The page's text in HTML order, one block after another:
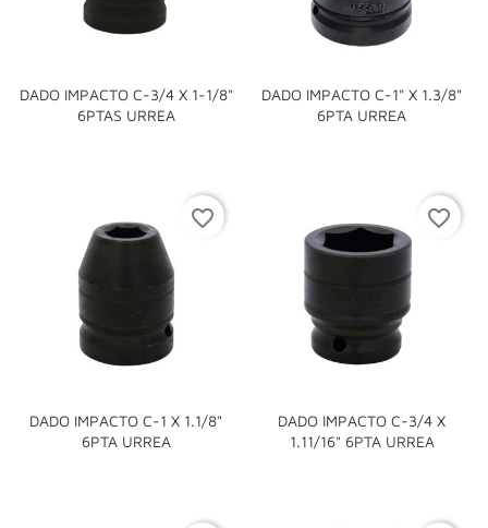
DADO IMPACTO C-3/4 X 1-1/8"
6PTAS URREA
DADO IMPACTO C-1" X 1.3/8"
6PTA URREA
DADO IMPACTO C-1 X 1.1/8"
6PTA URREA
favorite_border
DADO IMPACTO C-3/4 X
1.11/16" 6PTA URREA
favorite_border